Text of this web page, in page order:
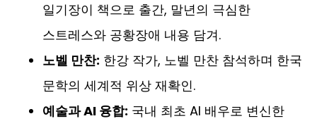
일기장이 책으로 출간, 말년의 극심한
스트레스와 공황장애 내용 담겨.
노벨 만찬: 한강 작가, 노벨 만찬 참석하며 한국
문학의 세계적 위상 재확인.
예술과 AI 융합: 국내 최초 AI 배우로 변신한